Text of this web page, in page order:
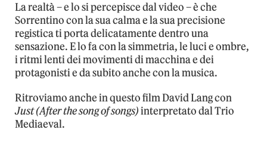
La realtà – e lo si percepisce dal video – è che
Sorrentino con la sua calma e la sua precisione
registica ti porta delicatamente dentro una
sensazione. E lo fa con la simmetria, le luci e ombre,
i ritmi lenti dei movimenti di macchina e dei
protagonisti e da subito anche con la musica.
Ritroviamo anche in questo film David Lang con
Just (After the song of songs)interpretato dal Trio
Mediaeval.